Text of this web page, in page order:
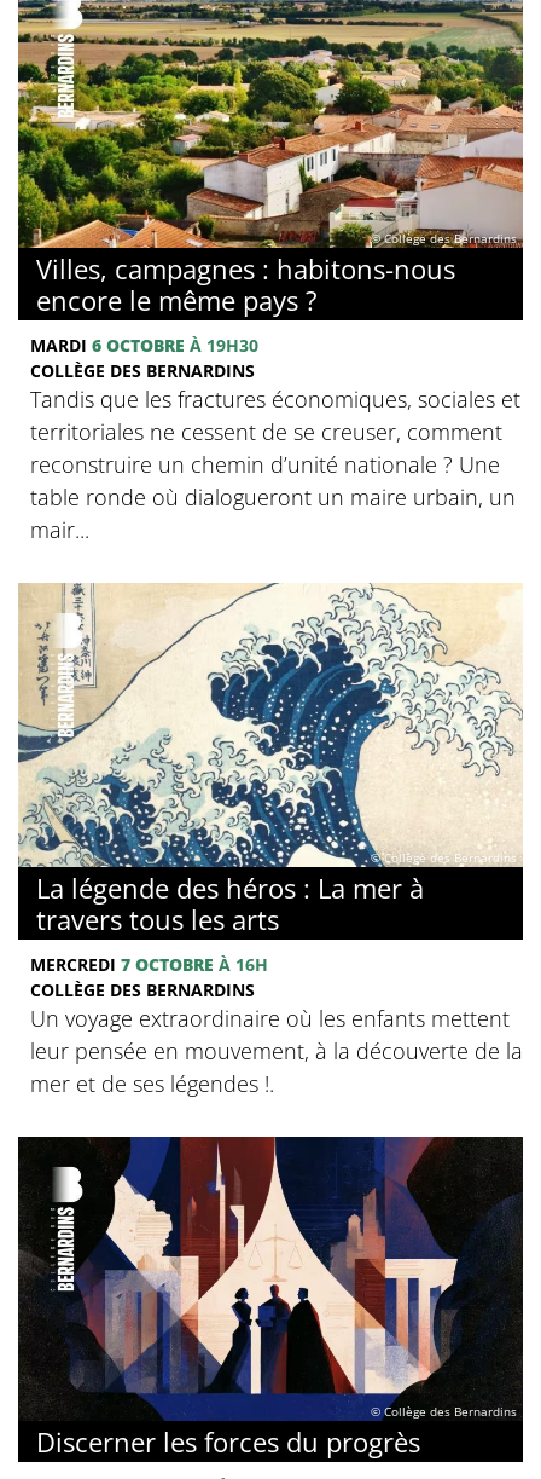
© Collège des Bernardins
Villes, campagnes : habitons-nous
encore le même pays ?
MARDI 6 OCTOBRE À 19H30
COLLÈGE DES BERNARDINS
Tandis que les fractures économiques, sociales et
territoriales ne cessent de se creuser, comment
reconstruire un chemin d’unité nationale ? Une
table ronde où dialogueront un maire urbain, un
mair...
© Collège des Bernardins
La légende des héros : La mer à
travers tous les arts
MERCREDI 7 OCTOBRE À 16H
COLLÈGE DES BERNARDINS
Un voyage extraordinaire où les enfants mettent
leur pensée en mouvement, à la découverte de la
mer et de ses légendes !.
© Collège des Bernardins
Discerner les forces du progrès